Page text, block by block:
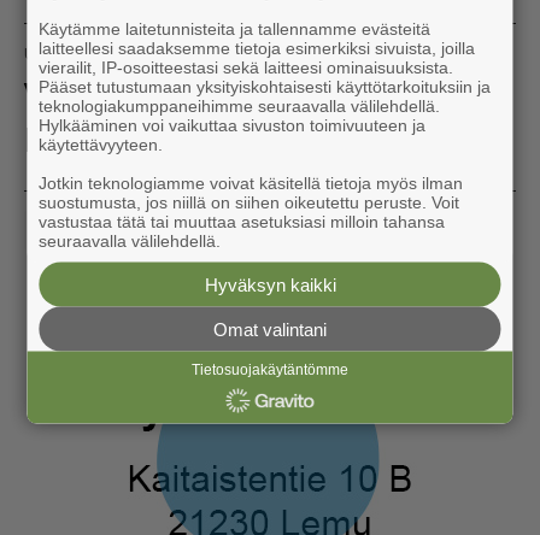
Uutiset Nousiainen 20.7.2026 13.23
Vihka urakoi Nousiaisten
kunnanviraston
« ‹ 1 ... 5 6 7 8 9 10
Käytämme laitetunnisteita ja tallennamme evästeitä
laitteellesi saadaksemme tietoja esimerkiksi sivuista, joilla
vierailit, IP-osoitteestasi sekä laitteesi ominaisuuksista.
Pääset tutustumaan yksityiskohtaisesti käyttötarkoituksiin ja
teknologiakumppaneihimme seuraavalla välilehdellä.
Hylkääminen voi vaikuttaa sivuston toimivuuteen ja
käytettävyyteen.
Jotkin teknologiamme voivat käsitellä tietoja myös ilman
suostumusta, jos niillä on siihen oikeutettu peruste. Voit
vastustaa tätä tai muuttaa asetuksiasi milloin tahansa
seuraavalla välilehdellä.
Hyväksyn kaikki
Omat valintani
Tietosuojakäytäntömme